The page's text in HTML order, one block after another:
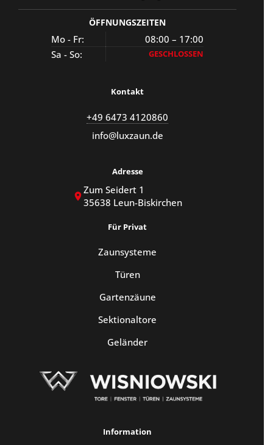
ÖFFNUNGSZEITEN
Mo - Fr:
08:00 – 17:00
Sa - So:
GESCHLOSSEN
Kontakt
+49 6473 4120860
info@luxzaun.de
Adresse
Zum Seidert 1
35638 Leun-Biskirchen
Für Privat
Zaunsysteme
Türen
Gartenzäune
Sektionaltore
Geländer
Information